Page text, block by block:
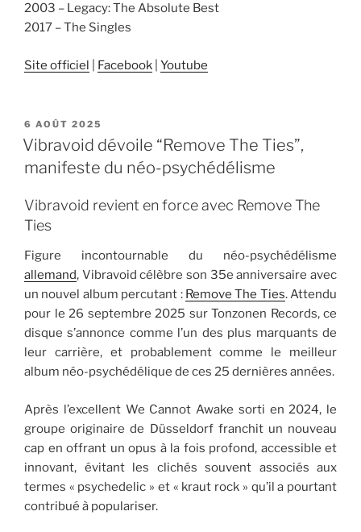
2003 – Legacy: The Absolute Best
2017 – The Singles
Site officiel Facebook Youtube
PUBLIÉ
LE
6 AOÛT 2025
Vibravoid dévoile “Remove The Ties”,
manifeste du néo-psychédélisme
Vibravoid revient en force avec Remove The
Ties
Figure incontournable du néo-psychédélisme
allemand, Vibravoid célèbre son 35e anniversaire avec
un nouvel album percutant : Remove The Ties. Attendu
pour le 26 septembre 2025 sur Tonzonen Records, ce
disque s’annonce comme l’un des plus marquants de
leur carrière, et probablement comme le meilleur
album néo-psychédélique de ces 25 dernières années.
Après l’excellent We Cannot Awake sorti en 2024, le
groupe originaire de Düsseldorf franchit un nouveau
cap en offrant un opus à la fois profond, accessible et
innovant, évitant les clichés souvent associés aux
termes « psychedelic » et « kraut rock » qu’il a pourtant
contribué à populariser.